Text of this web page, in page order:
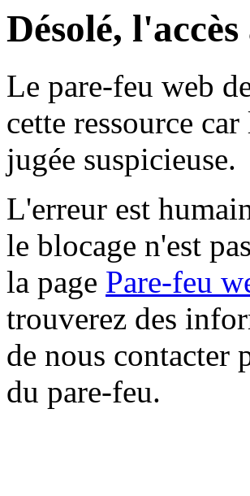
Désolé,
Le pare-feu web
cette ressource
jugée suspicieuse.
L'erreur est
le blocage n'est
la page Pare-feu
trouverez des
de nous contacter
du pare-feu.